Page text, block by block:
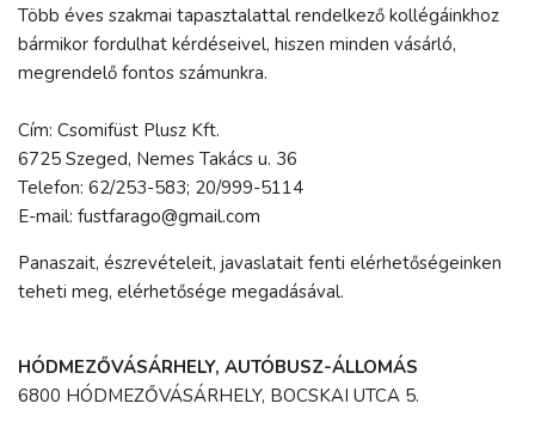
Több éves szakmai tapasztalattal rendelkező kollégáinkhoz
bármikor fordulhat kérdéseivel, hiszen minden vásárló,
megrendelő fontos számunkra.
Cím: Csomifüst Plusz Kft.
6725 Szeged, Nemes Takács u. 36
Telefon: 62/253-583; 20/999-5114
E-mail: fustfarago@gmail.com
Panaszait, észrevételeit, javaslatait fenti elérhetőségeinken
teheti meg, elérhetősége megadásával.
HÓDMEZŐVÁSÁRHELY, AUTÓBUSZ-ÁLLOMÁS
6800 HÓDMEZŐVÁSÁRHELY, BOCSKAI UTCA 5.